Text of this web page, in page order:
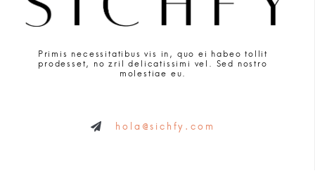
Primis necessitatibus vis in, quo ei habeo tollit
prodesset, no zril delicatissimi vel. Sed nostro
molestiae eu.
hola@sichfy.com